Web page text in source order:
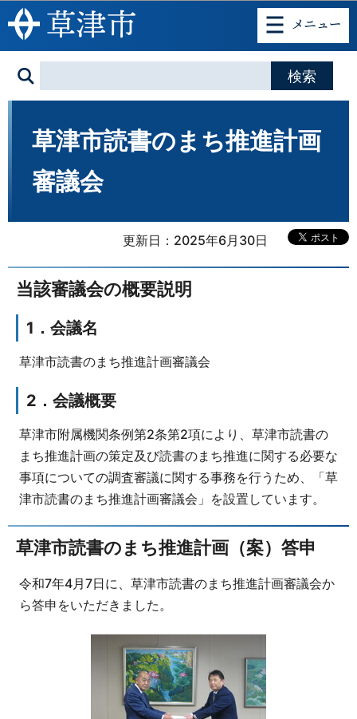
このページの本文へ移動
草津市読書のまち推進計画
審議会
更新日：2025年6月30日
当該審議会の概要説明
1．会議名
草津市読書のまち推進計画審議会
2．会議概要
草津市附属機関条例第2条第2項により、草津市読書の
まち推進計画の策定及び読書のまち推進に関する必要な
事項についての調査審議に関する事務を行うため、「草
津市読書のまち推進計画審議会」を設置しています。
草津市読書のまち推進計画（案）答申
令和7年4月7日に、草津市読書のまち推進計画審議会か
ら答申をいただきました。